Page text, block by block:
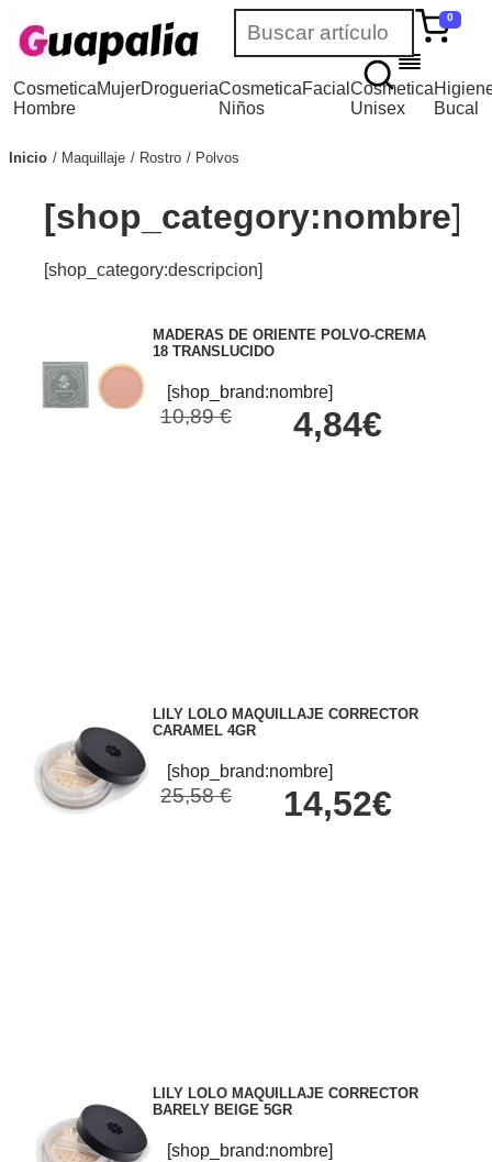
0
Cosmetica
Hombre
MujerDrogueriaCosmetica
Niños
FacialCosmetica
Unisex
Bucal
Inicio Maquillaje Rostro Polvos
[shop_category:nombre]
[shop_category:descripcion]
MADERAS DE ORIENTE POLVO-CREMA
18 TRANSLUCIDO
[shop_brand:nombre]
10,89 € 4,84€
LILY LOLO MAQUILLAJE CORRECTOR
CARAMEL 4GR
[shop_brand:nombre]
25,58 € 14,52€
LILY LOLO MAQUILLAJE CORRECTOR
BARELY BEIGE 5GR
[shop_brand:nombre]